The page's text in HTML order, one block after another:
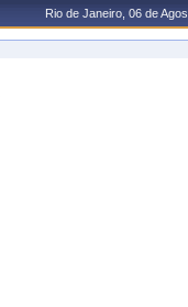
Rio de Janeiro, 06 de